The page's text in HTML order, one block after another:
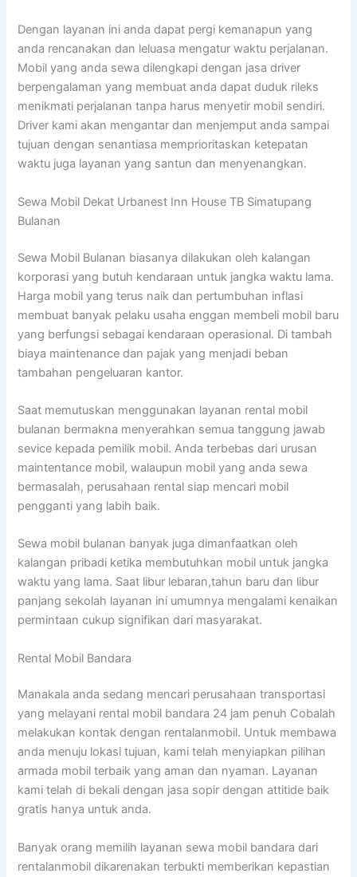
Dengan layanan ini anda dapat pergi kemanapun yang
anda rencanakan dan leluasa mengatur waktu perjalanan.
Mobil yang anda sewa dilengkapi dengan jasa driver
berpengalaman yang membuat anda dapat duduk rileks
menikmati perjalanan tanpa harus menyetir mobil sendiri.
Driver kami akan mengantar dan menjemput anda sampai
tujuan dengan senantiasa memprioritaskan ketepatan
waktu juga layanan yang santun dan menyenangkan.
Sewa Mobil Dekat Urbanest Inn House TB Simatupang
Bulanan
Sewa Mobil Bulanan biasanya dilakukan oleh kalangan
korporasi yang butuh kendaraan untuk jangka waktu lama.
Harga mobil yang terus naik dan pertumbuhan inflasi
membuat banyak pelaku usaha enggan membeli mobil baru
yang berfungsi sebagai kendaraan operasional. Di tambah
biaya maintenance dan pajak yang menjadi beban
tambahan pengeluaran kantor.
Saat memutuskan menggunakan layanan rental mobil
bulanan bermakna menyerahkan semua tanggung jawab
sevice kepada pemilik mobil. Anda terbebas dari urusan
maintentance mobil, walaupun mobil yang anda sewa
bermasalah, perusahaan rental siap mencari mobil
pengganti yang labih baik.
Sewa mobil bulanan banyak juga dimanfaatkan oleh
kalangan pribadi ketika membutuhkan mobil untuk jangka
waktu yang lama. Saat libur lebaran,tahun baru dan libur
panjang sekolah layanan ini umumnya mengalami kenaikan
permintaan cukup signifikan dari masyarakat.
Rental Mobil Bandara
Manakala anda sedang mencari perusahaan transportasi
yang melayani rental mobil bandara 24 jam penuh Cobalah
melakukan kontak dengan rentalanmobil. Untuk membawa
anda menuju lokasi tujuan, kami telah menyiapkan pilihan
armada mobil terbaik yang aman dan nyaman. Layanan
kami telah di bekali dengan jasa sopir dengan attitide baik
gratis hanya untuk anda.
Banyak orang memilih layanan sewa mobil bandara dari
rentalanmobil dikarenakan terbukti memberikan kepastian